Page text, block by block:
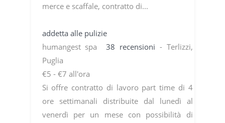
merce e scaffale, contratto di...
addetta alle pulizie
humangest spa 38 recensioni - Terlizzi,
Puglia
€5 - €7 all'ora
Si offre contratto di lavoro part time di 4
ore settimanali distribuite dal lunedì al
venerdì per un mese con possibilità di